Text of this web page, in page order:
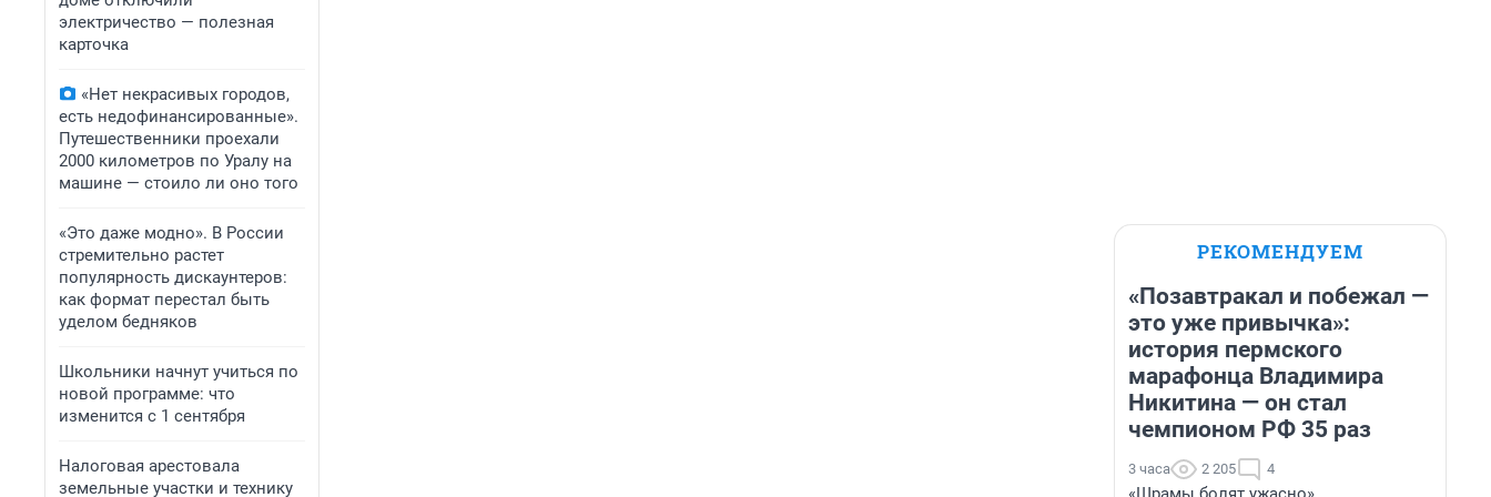
электричество — полезная
карточка
«Нет некрасивых городов,
есть недофинансированные».
Путешественники проехали
2000 километров по Уралу на
машине — стоило ли оно того
«Это даже модно». В России
стремительно растет
популярность дискаунтеров:
как формат перестал быть
уделом бедняков
Школьники начнут учиться по
новой программе: что
изменится с 1 сентября
Налоговая арестовала
земельные участки и технику
РЕКОМЕНДУЕМ
«Позавтракал и побежал —
это уже привычка»:
история пермского
марафонца Владимира
Никитина — он стал
чемпионом РФ 35 раз
3 часа 2 205 4